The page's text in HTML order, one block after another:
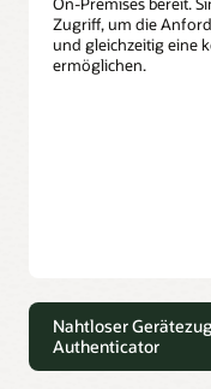
Zugriff, um die
und gleichzeitig eine
ermöglichen.
Nahtloser
Authenticator